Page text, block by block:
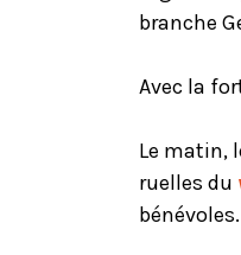
branche
Avec la
Le matin,
ruelles du
bénévoles.